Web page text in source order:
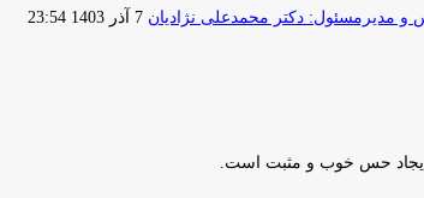
مدیرمسئول: دکتر محمدعلی نژادیان ارسال
7 آذر 1403 23:54
ایجاد حس خوب و مثبت است.